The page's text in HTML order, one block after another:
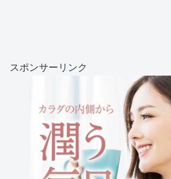
スポンサーリンク